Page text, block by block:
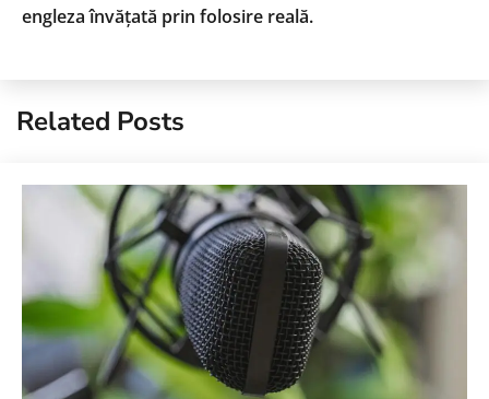
engleza învățată prin folosire reală.
Related Posts